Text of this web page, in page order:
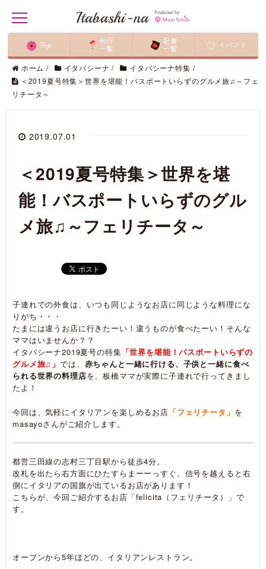
t
o
l
e
v
t
Itabashi-na
Top
刊行
一覧
記事
一覧
イベント
ホーム / イタバシーナ / イタバシーナ特集 /
＜2019夏号特集＞世界を堪能！バスポートいらずのグルメ旅♫～フェ
リチータ～
2019.07.01
＜2019夏号特集＞世界を堪
能！バスポートいらずのグル
メ旅♫～フェリチータ～
子連れでの外食は、いつも同じようなお店に同じような料理にな
りがち・・・
たまには違うお店に行きたーい！違うものが食べたーい！そんな
ママはいませんか？？
イタバシーナ2019夏号の特集 「世界を堪能！パスポートいらずの
グルメ旅♫」では、 赤ちゃんと一緒に行ける、子供と一緒に食べ
られる世界の料理店を、板橋ママが実際に子連れで行ってきまし
たよ！
今回は、気軽にイタリアンを楽しめるお店 「フェリチータ」 を
masayoさんがご紹介します。
都営三田線の志村三丁目駅から徒歩4分。
改札を出たら右方面にひたすらまーーっすぐ。信号を越えると右
側にイタリアの国旗が出ているお店があります！
こちらが、今回ご紹介するお店「felicita（フェリチータ）」で
す。
オープンから5年ほどの、イタリアンレストラン。